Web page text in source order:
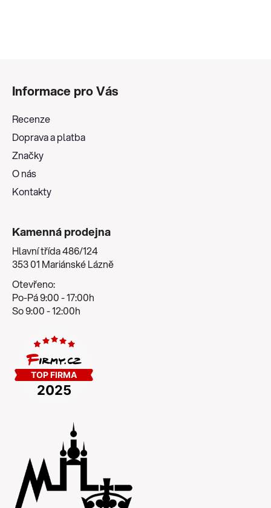
Informace pro Vás
Recenze
Doprava a platba
Značky
O nás
Kontakty
Kamenná prodejna
Hlavní třída 486/124
353 01 Mariánské Lázně
Otevřeno:
Po-Pá 9:00 - 17:00h
So 9:00 - 12:00h